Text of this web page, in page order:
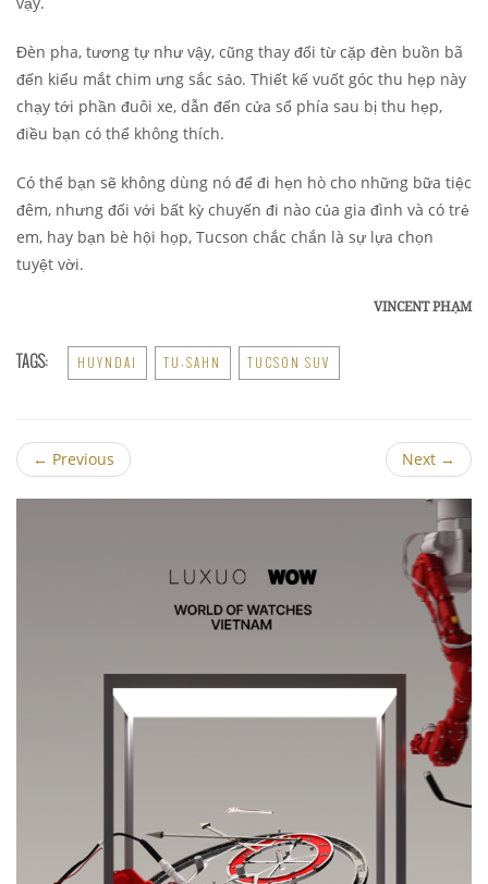
Đèn pha, tương tự như vậy, cũng thay đổi từ cặp đèn buồn bã
đến kiểu mắt chim ưng sắc sảo. Thiết kế vuốt góc thu hẹp này
chạy tới phần đuôi xe, dẫn đến cửa sổ phía sau bị thu hẹp,
điều bạn có thể không thích.
Có thể bạn sẽ không dùng nó để đi hẹn hò cho những bữa tiệc
đêm, nhưng đối với bất kỳ chuyến đi nào của gia đình và có trẻ
em, hay bạn bè hội họp, Tucson chắc chắn là sự lựa chọn
tuyệt vời.
VINCENT PHẠM
TAGS: HUYNDAI TU-SAHN TUCSON SUV
← Previous Next →